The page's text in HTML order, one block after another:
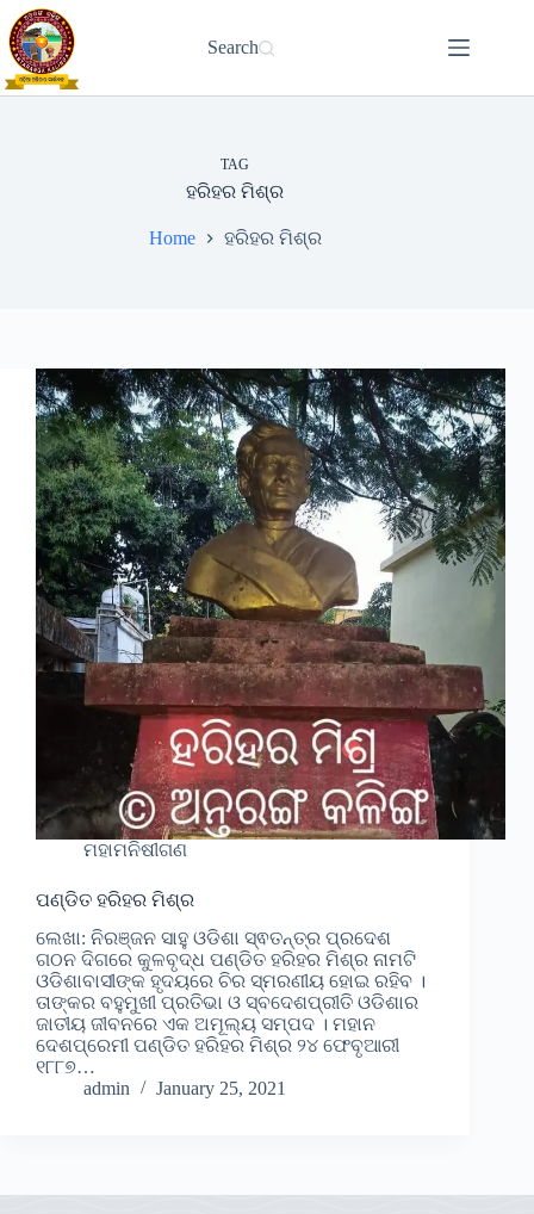
Skip
to
content
Search
TAG
ହରିହର ମିଶ୍ର
Home ହରିହର ମିଶ୍ର
ମହାମନିଷୀଗଣ
ପଣ୍ଡିତ ହରିହର ମିଶ୍ର
ଲେଖା: ନିରଞ୍ଜନ ସାହୁ ଓଡିଶା ସ୍ଵତନ୍ତ୍ର ପ୍ରଦେଶ
ଗଠନ ଦିଗରେ କୁଳବୃଦ୍ଧ ପଣ୍ଡିତ ହରିହର ମିଶ୍ର ନାମଟି
ଓଡିଶାବାସୀଙ୍କ ହୃଦୟରେ ଚିର ସ୍ମରଣୀୟ ହୋଇ ରହିବ ।
ତାଙ୍କର ବହୁମୁଖୀ ପ୍ରତିଭା ଓ ସ୍ବଦେଶପ୍ରୀତି ଓଡିଶାର
ଜାତୀୟ ଜୀବନରେ ଏକ ଅମୂଲ୍ୟ ସମ୍ପଦ । ମହାନ
ଦେଶପ୍ରେମୀ ପଣ୍ଡିତ ହରିହର ମିଶ୍ର ୨୪ ଫେବୃଆରୀ
୧୮୮୭…
admin
January 25, 2021